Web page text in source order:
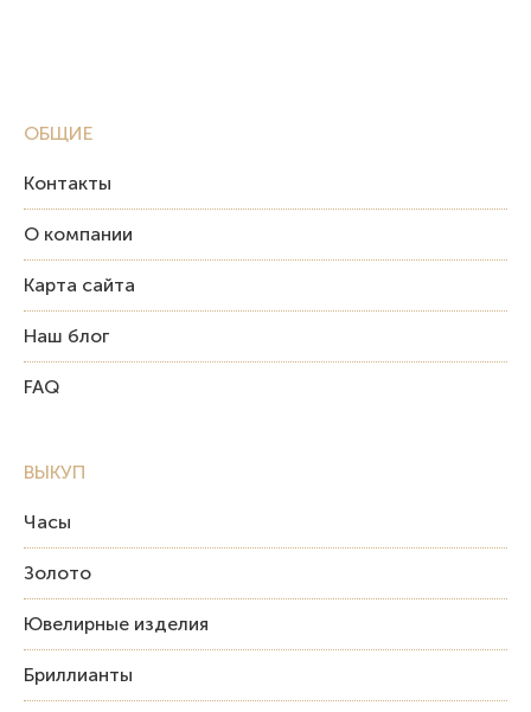
ОБЩИЕ
Контакты
О компании
Карта сайта
Наш блог
FAQ
ВЫКУП
Часы
Золото
Ювелирные изделия
Бриллианты